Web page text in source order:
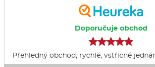
Doporučuje obchod
Přehledný obchod, rychlé, vstřícné